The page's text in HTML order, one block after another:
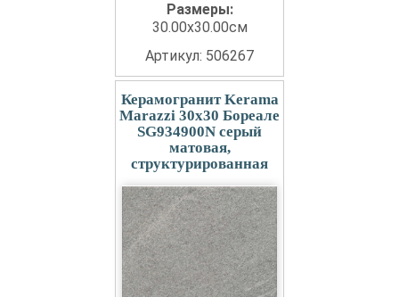
Размеры:
30.00x30.00см
Артикул: 506267
Керамогранит Kerama
Marazzi 30x30 Бореале
SG934900N серый
матовая,
структурированная